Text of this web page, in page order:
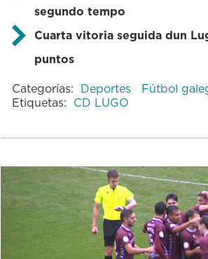
segundo tempo
Cuarta vitoria seguida dun
puntos
Categorías: Deportes
Fútbol
Etiquetas: CD LUGO